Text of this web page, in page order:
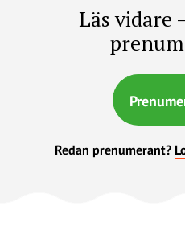
Läs vidare
Redan prenumerant?